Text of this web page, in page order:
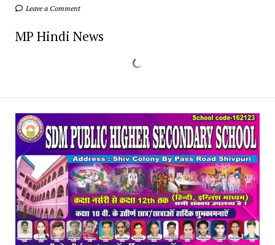
Leave a Comment
MP Hindi News